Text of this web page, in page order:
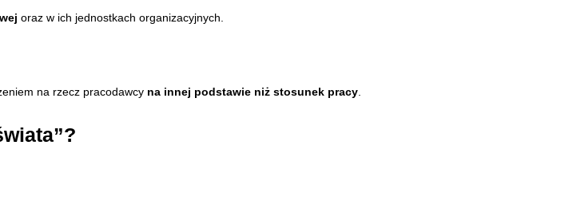
oraz w ich jednostkach organizacyjnych.
na rzecz pracodawcy na innej podstawie niż stosunek pracy